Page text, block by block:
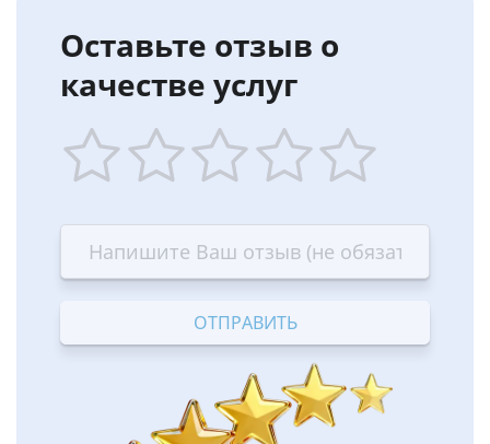
Оставьте отзыв о
качестве услуг
star
Terrible
stars
—
Bad
stars
—
OK
stars
—
Good
stars
—
Excellent